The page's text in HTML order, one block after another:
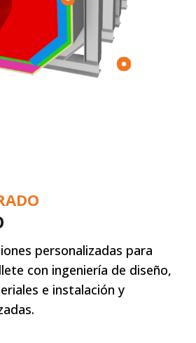
personalizadas para
con ingeniería de diseño,
e instalación y